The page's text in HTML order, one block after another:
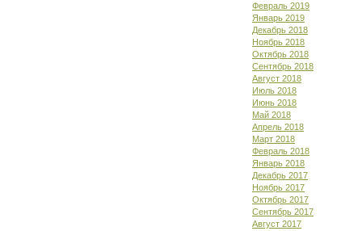
Февраль 2019
Январь 2019
Декабрь 2018
Ноябрь 2018
Октябрь 2018
Сентябрь 2018
Август 2018
Июль 2018
Июнь 2018
Май 2018
Апрель 2018
Март 2018
Февраль 2018
Январь 2018
Декабрь 2017
Ноябрь 2017
Октябрь 2017
Сентябрь 2017
Август 2017